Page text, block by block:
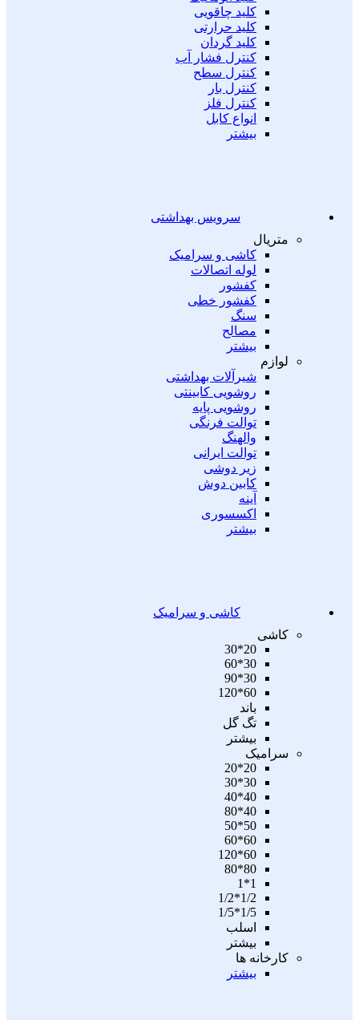
کلید چاقویی
کلید حرارتی
کلید گردان
کنترل فشار آب
کنترل سطح
کنترل بار
کنترل فلز
انواع کابل
بیشتر
سرویس بهداشتی
متریال
کاشی و سرامیک
لوله اتصالات
کفشور
کفشور خطی
سنگ
مصالح
بیشتر
لوازم
شیرآلات بهداشتی
روشویی کابینتی
روشویی پایه
توالت فرنگی
والهنگ
توالت ایرانی
زیر دوشی
کابین دوش
آینه
اکسسوری
بیشتر
کاشی و سرامیک
کاشی
20*30
30*60
30*90
60*120
باند
تگ گل
بیشتر
سرامیک
20*20
30*30
40*40
40*80
50*50
60*60
60*120
80*80
1*1
1/2*1/2
1/5*1/5
اسلب
بیشتر
کارخانه ها
بیشتر